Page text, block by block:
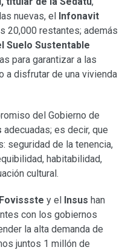
nuevas, el Infonavit
20,000 restantes; además
Suelo Sustentable
para garantizar a las
a disfrutar de una vivienda
del Gobierno de
adecuadas; es decir, que
seguridad de la tenencia,
habitabilidad,
cultural.
Fovissste y el Insus han
con los gobiernos
la alta demanda de
juntos 1 millón de